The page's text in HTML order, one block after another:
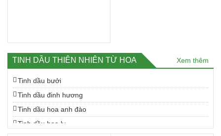
TINH DẦU THIÊN NHIÊN TỪ HOA Xem thêm
Tinh dầu bưởi
Tinh dầu đinh hương
Tinh dầu hoa anh đào
Tinh dầu hoa ly